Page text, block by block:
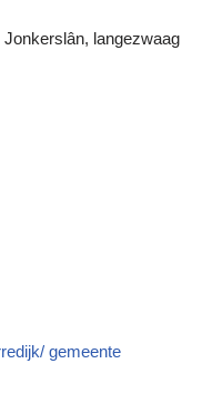
langezwaag
gemeente